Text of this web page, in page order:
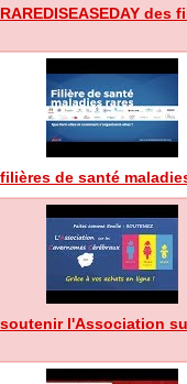
des
de santé
l'Association